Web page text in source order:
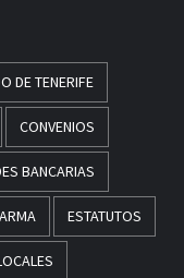
DE TENERIFE
CONVENIOS
BANCARIAS
ESTATUTOS